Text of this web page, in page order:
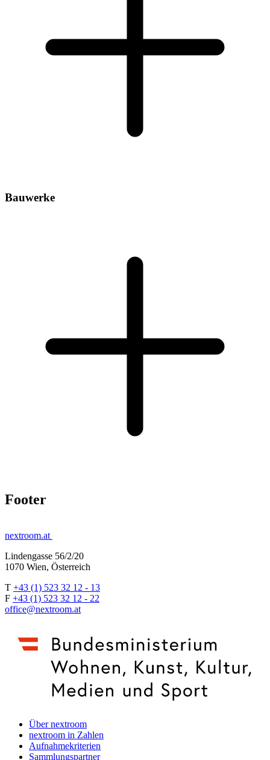
Bauwerke
Footer
nextroom.at
Lindengasse 56/2/20
1070 Wien, Österreich
T +43 (1) 523 32 12 - 13
F +43 (1) 523 32 12 - 22
office@nextroom.at
Über nextroom
nextroom in Zahlen
Aufnahmekriterien
Sammlungspartner